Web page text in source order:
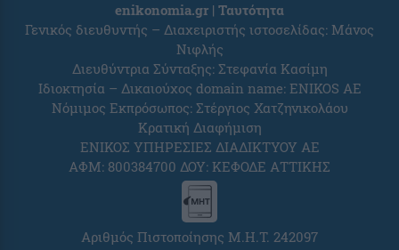
enikonomia.gr | Ταυτότητα
Γενικός διευθυντής – Διαχειριστής ιστοσελίδας: Μάνος
Νιφλής
Διευθύντρια Σύνταξης: Στεφανία Κασίμη
Ιδιοκτησία – Δικαιούχος domain name: ENIKOS AE
Νόμιμος Εκπρόσωπος: Στέργιος Χατζηνικολάου
Κρατική Διαφήμιση
ΕΝΙΚΟΣ ΥΠΗΡΕΣΙΕΣ ΔΙΑΔΙΚΤΥΟΥ ΑΕ
ΑΦΜ: 800384700 ΔΟΥ: ΚΕΦΟΔΕ ΑΤΤΙΚΗΣ
Αριθμός Πιστοποίησης Μ.Η.Τ. 242097